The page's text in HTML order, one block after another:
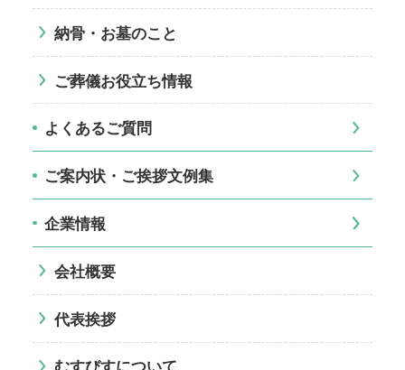
納骨・お墓のこと
ご葬儀お役立ち情報
よくあるご質問
ご案内状・ご挨拶文例集
企業情報
会社概要
代表挨拶